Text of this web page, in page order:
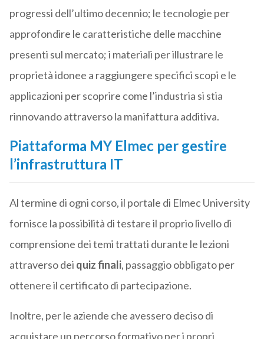
progressi dell’ultimo decennio; le tecnologie per
approfondire le caratteristiche delle macchine
presenti sul mercato; i materiali per illustrare le
proprietà idonee a raggiungere specifici scopi e le
applicazioni per scoprire come l’industria si stia
rinnovando attraverso la manifattura additiva.
Piattaforma MY Elmec per gestire
l’infrastruttura IT
Al termine di ogni corso, il portale di Elmec University
fornisce la possibilità di testare il proprio livello di
comprensione dei temi trattati durante le lezioni
attraverso dei quiz finali, passaggio obbligato per
ottenere il certificato di partecipazione.
Inoltre, per le aziende che avessero deciso di
acquistare un percorso formativo per i propri